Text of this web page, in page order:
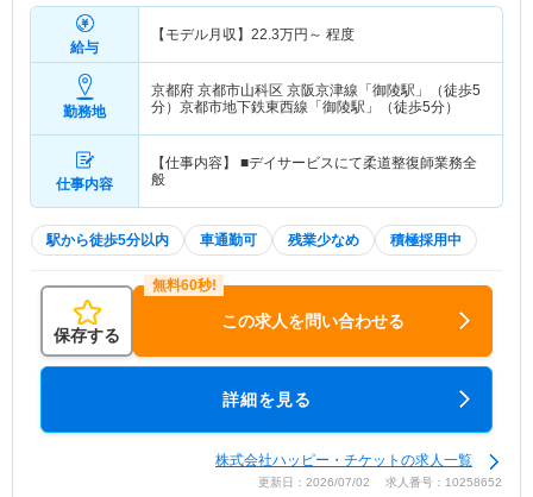
給与
【モデル月収】 22.3万円～ 程度
勤務地
京都府 京都市山科区 京阪京津線「御陵駅」（徒歩5
分）京都市地下鉄東西線「御陵駅」（徒歩5分）
仕事内容
【仕事内容】 ■デイサービスにて柔道整復師業務全
般
駅から徒歩5分以内 車通勤可 残業少なめ 積極採用中
保存する
この求人を問い合わせる
詳細を見る
株式会社ハッピー・チケットの求人一覧
更新日：2026/07/02 求人番号：10258652